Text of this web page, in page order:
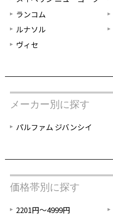
ランコム
ルナソル
ヴィセ
メーカー別に探す
パルファム ジバンシイ
価格帯別に探す
2201円～4999円